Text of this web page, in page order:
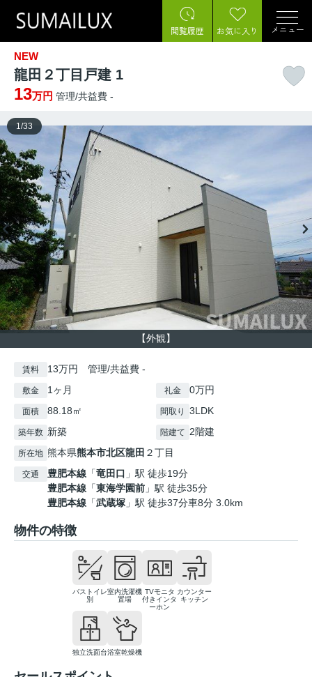
閲覧履歴 お気に入り メニュー
NEW
龍田２丁目戸建 1
13万円 管理/共益費 -
【外観】
1 /33
賃料 13万円 管理/共益費 -
敷金 1ヶ月 礼金 0万円
面積 88.18㎡ 間取り 3LDK
築年数 新築 階建て 2階建
所在地 熊本県熊本市北区龍田 ２丁目
交通 豊肥本線 「竜田口 」駅 徒歩19分
豊肥本線 「東海学園前 」駅 徒歩35分
豊肥本線 「武蔵塚 」駅 徒歩37分車8分 3.0km
物件の特徴
バストイレ
別
室内洗濯機
置場
TVモニタ
付きインタ
ーホン
カウンター
キッチン
独立洗面台浴室乾燥機